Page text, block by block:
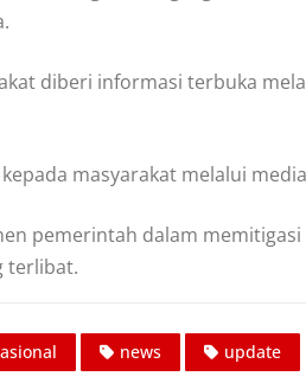
diberi informasi terbuka
masyarakat melalui
pemerintah dalam
terlibat.
news update